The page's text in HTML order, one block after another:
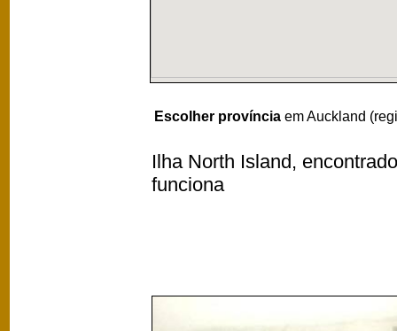
Escolher província em Auckland
Ilha North Island,
funciona